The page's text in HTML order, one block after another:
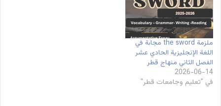
ملزمة the sword مجابة في
اللغة الإنجليزية الحادي عشر
الفصل الثاني منهاج قطر
2026-06-14
في "تعليم وجامعات قطر"